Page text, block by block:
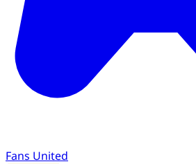
Fans United